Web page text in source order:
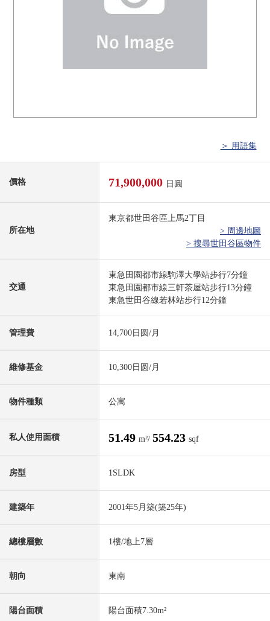
＞ 用語集
價格 71,900,000 日圓
所在地
東京都世田谷區上馬2丁目
> 周邊地圖
> 搜尋世田谷區物件
交通
東急田園都市線駒澤大學站步行7分鐘
東急田園都市線三軒茶屋站步行13分鐘
東急世田谷線若林站步行12分鐘
管理費 14,700日圆/月
維修基金 10,300日圆/月
物件種類 公寓
私人使用面積 51.49 m²/ 554.23 sqf
房型 1SLDK
建築年 2001年5月築(築25年)
總樓層數 1樓/地上7層
朝向 東南
陽台面積 陽台面積7.30m²